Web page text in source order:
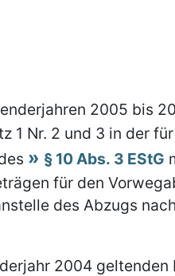
2005 bis
1 Nr. 2 und 3 in der
§ 10 Abs. 3 EStG
für den
des Abzugs
2004 geltenden